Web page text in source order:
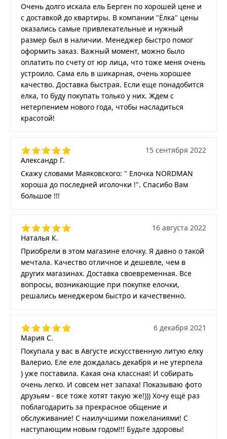
Очень долго искала ель Берген по хорошей цене и
с доставкой до квартиры. В компании "Ёлка" цены
оказались самые привлекательные и нужный
размер был в наличии. Менеджер быстро помог
оформить заказ. Важный момент, можно было
оплатить по счету от юр лица, что тоже меня очень
устроило. Сама ель в шикарная, очень хорошее
качество. Доставка быстрая. Если еще понадобится
елка, то буду покупать только у них. Ждем с
нетерпением нового года, чтобы насладиться
красотой!
Александр Г.
15 сентября 2022
Скажу словами Маяковского: " Елочка NORDMAN
хороша до последней иголочки !". Спасибо Вам
большое !!!
Наталья К.
16 августа 2022
Приобрели в этом магазине елочку. Я давно о такой
мечтала. Качество отличное и дешевле, чем в
других магазинах. Доставка своевременная. Все
вопросы, возникающие при покупке елочки,
решались менеджером быстро и качественно.
Мария С.
6 декабря 2021
Покупала у вас в Августе искусственную литую елку
Валерио. Еле еле дождалась декабря и не утерпела
) уже поставила. Какая она классная! И собирать
очень легко. И совсем нет запаха! Показываю фото
друзьям - все тоже хотят такую же!))) Хочу ещё раз
поблагодарить за прекрасное общение и
обслуживание! С наилучшими пожеланиями! С
наступающим новым годом!!! Будьте здоровы!